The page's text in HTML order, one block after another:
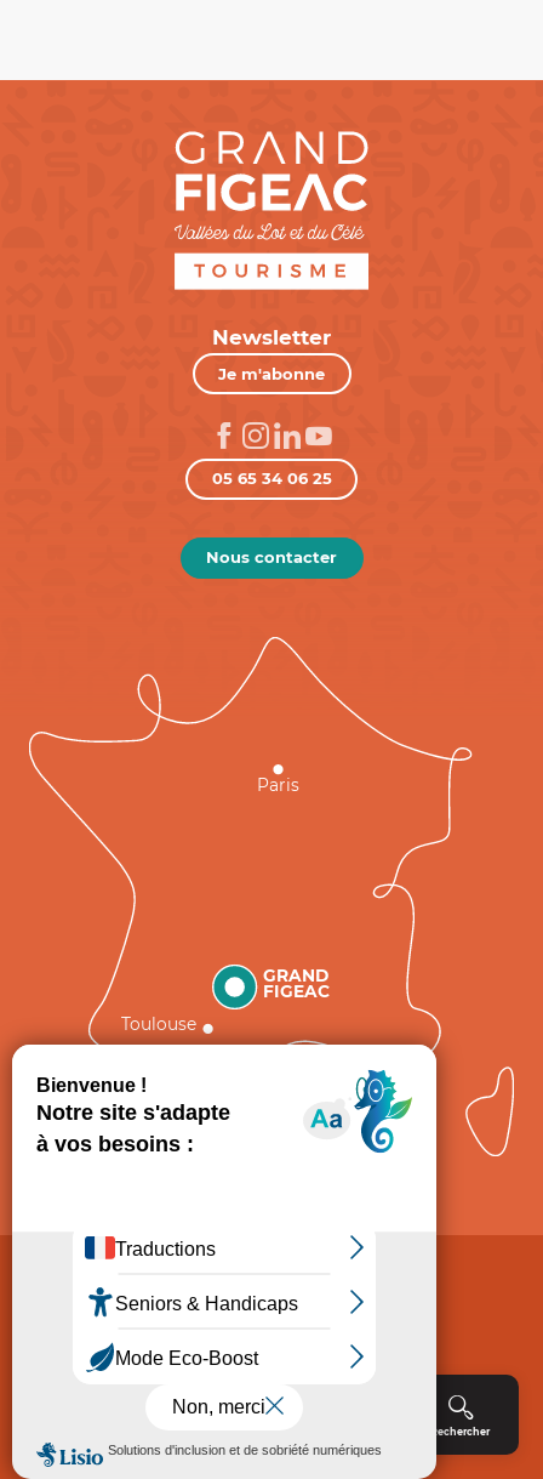
Rechercher
Newsletter
Je m'abonne
05 65 34 06 25
Nous contacter
GRAND
FIGEAC
Toulouse
Paris
Politique de Protection des données
Consentement
Accessibilité : non conforme